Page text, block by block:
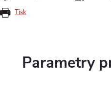
Tisk
Parametry